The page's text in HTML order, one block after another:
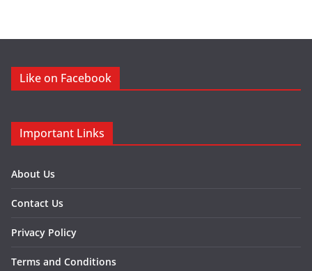
Like on Facebook
Important Links
About Us
Contact Us
Privacy Policy
Terms and Conditions